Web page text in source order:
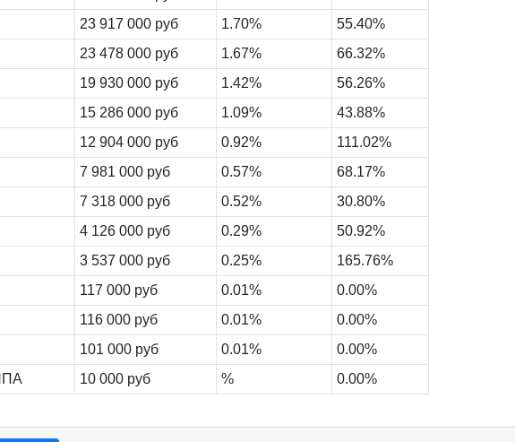
23 917 000 руб 1.70%
55.40%
23 478 000 руб 1.67%
66.32%
19 930 000 руб 1.42%
56.26%
15 286 000 руб 1.09%
43.88%
12 904 000 руб 0.92%
111.02%
7 981 000 руб 0.57%
68.17%
7 318 000 руб 0.52%
30.80%
4 126 000 руб 0.29%
50.92%
3 537 000 руб 0.25%
165.76%
117 000 руб 0.01%
0.00%
116 000 руб 0.01%
0.00%
101 000 руб 0.01%
0.00%
10 000 руб % 0.00%